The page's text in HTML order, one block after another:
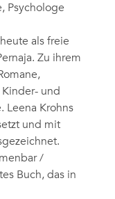
Psychologe
als freie
Zu ihrem
Kinder- und
Leena Krohns
und mit
/
Buch, das in